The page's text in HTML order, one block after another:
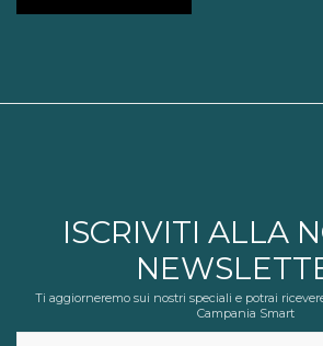
ISCRIVITI ALLA
Ti aggiorneremo sui nostri speciali e potrai
Campania Smart